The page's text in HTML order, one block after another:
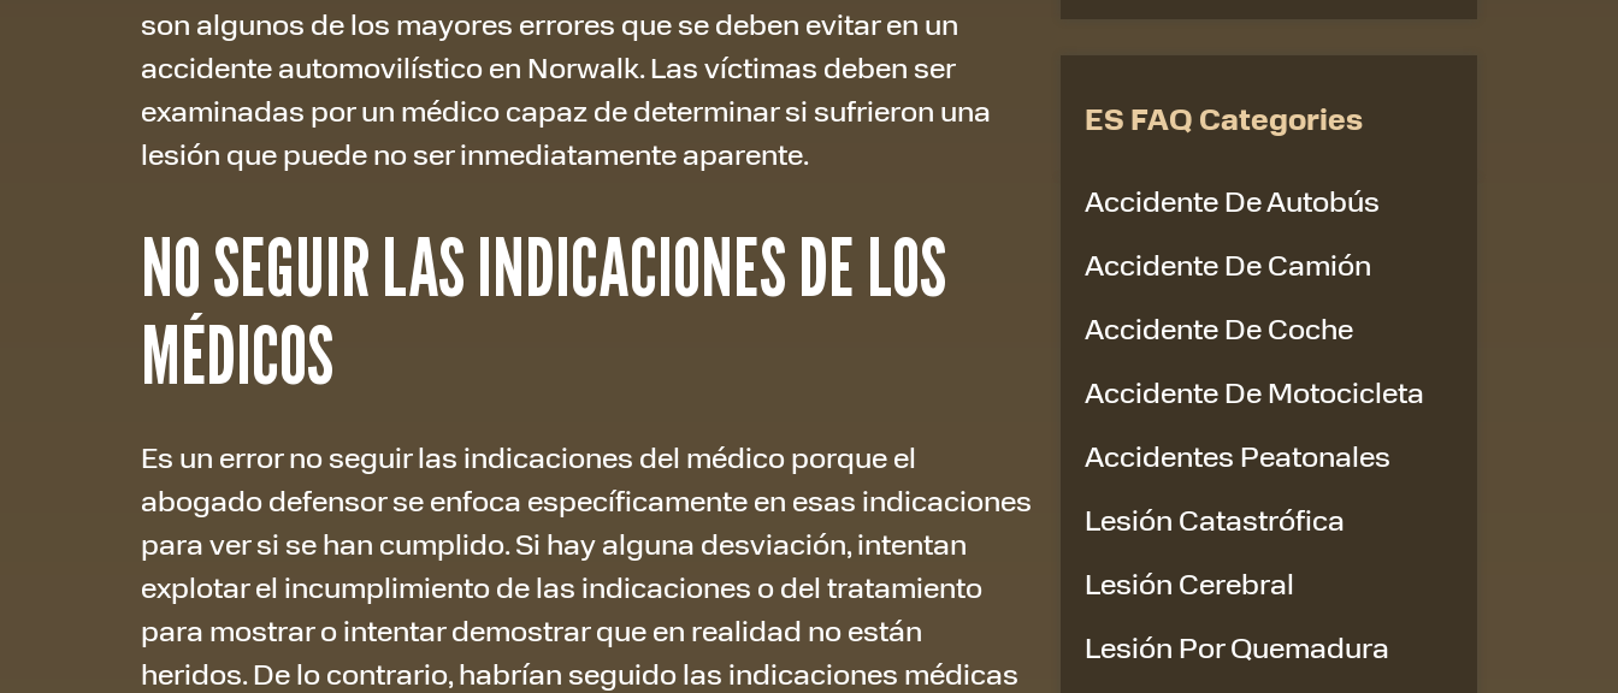
son algunos de los mayores errores que se deben evitar en un
accidente automovilístico en Norwalk. Las víctimas deben ser
examinadas por un médico capaz de determinar si sufrieron una
lesión que puede no ser inmediatamente aparente.
NO SEGUIR LAS INDICACIONES DE LOS
MÉDICOS
Es un error no seguir las indicaciones del médico porque el
abogado defensor se enfoca específicamente en esas indicaciones
para ver si se han cumplido. Si hay alguna desviación, intentan
explotar el incumplimiento de las indicaciones o del tratamiento
para mostrar o intentar demostrar que en realidad no están
heridos. De lo contrario, habrían seguido las indicaciones médicas
ES FAQ Categories
Accidente De Autobús
Accidente De Camión
Accidente De Coche
Accidente De Motocicleta
Accidentes Peatonales
Lesión Catastrófica
Lesión Cerebral
Lesión Por Quemadura